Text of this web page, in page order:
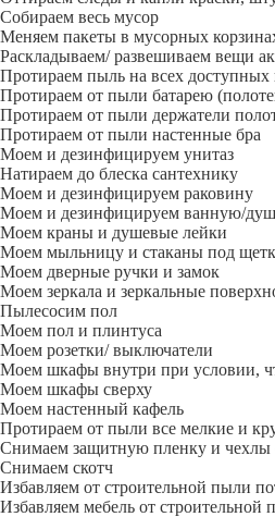
Собираем весь мусор
Меняем пакеты в мусорных
Раскладываем/ развешиваем вещи
Протираем пыль на всех доступных
Протираем от пыли батарею
Протираем от пыли держатели
Протираем от пыли настенные бра
Моем и дезинфицируем унитаз
Натираем до блеска сантехнику
Моем и дезинфицируем раковину
Моем и дезинфицируем ванную/
Моем краны и душевые лейки
Моем мыльницу и стаканы под
Моем дверные ручки и замок
Моем зеркала и зеркальные
Пылесосим пол
Моем пол и плинтуса
Моем розетки/ выключатели
Моем шкафы внутри при условии,
Моем шкафы сверху
Моем настенный кафель
Протираем от пыли все мелкие и
Снимаем защитную пленку и чехлы
Снимаем скотч
Избавляем от строительной пыли
Избавляем мебель от строительной